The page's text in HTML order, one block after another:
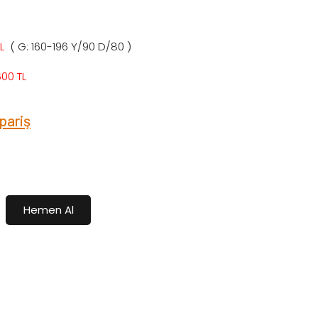
( G: 160-196 Y/90 D/80 )
TL
Hemen Al